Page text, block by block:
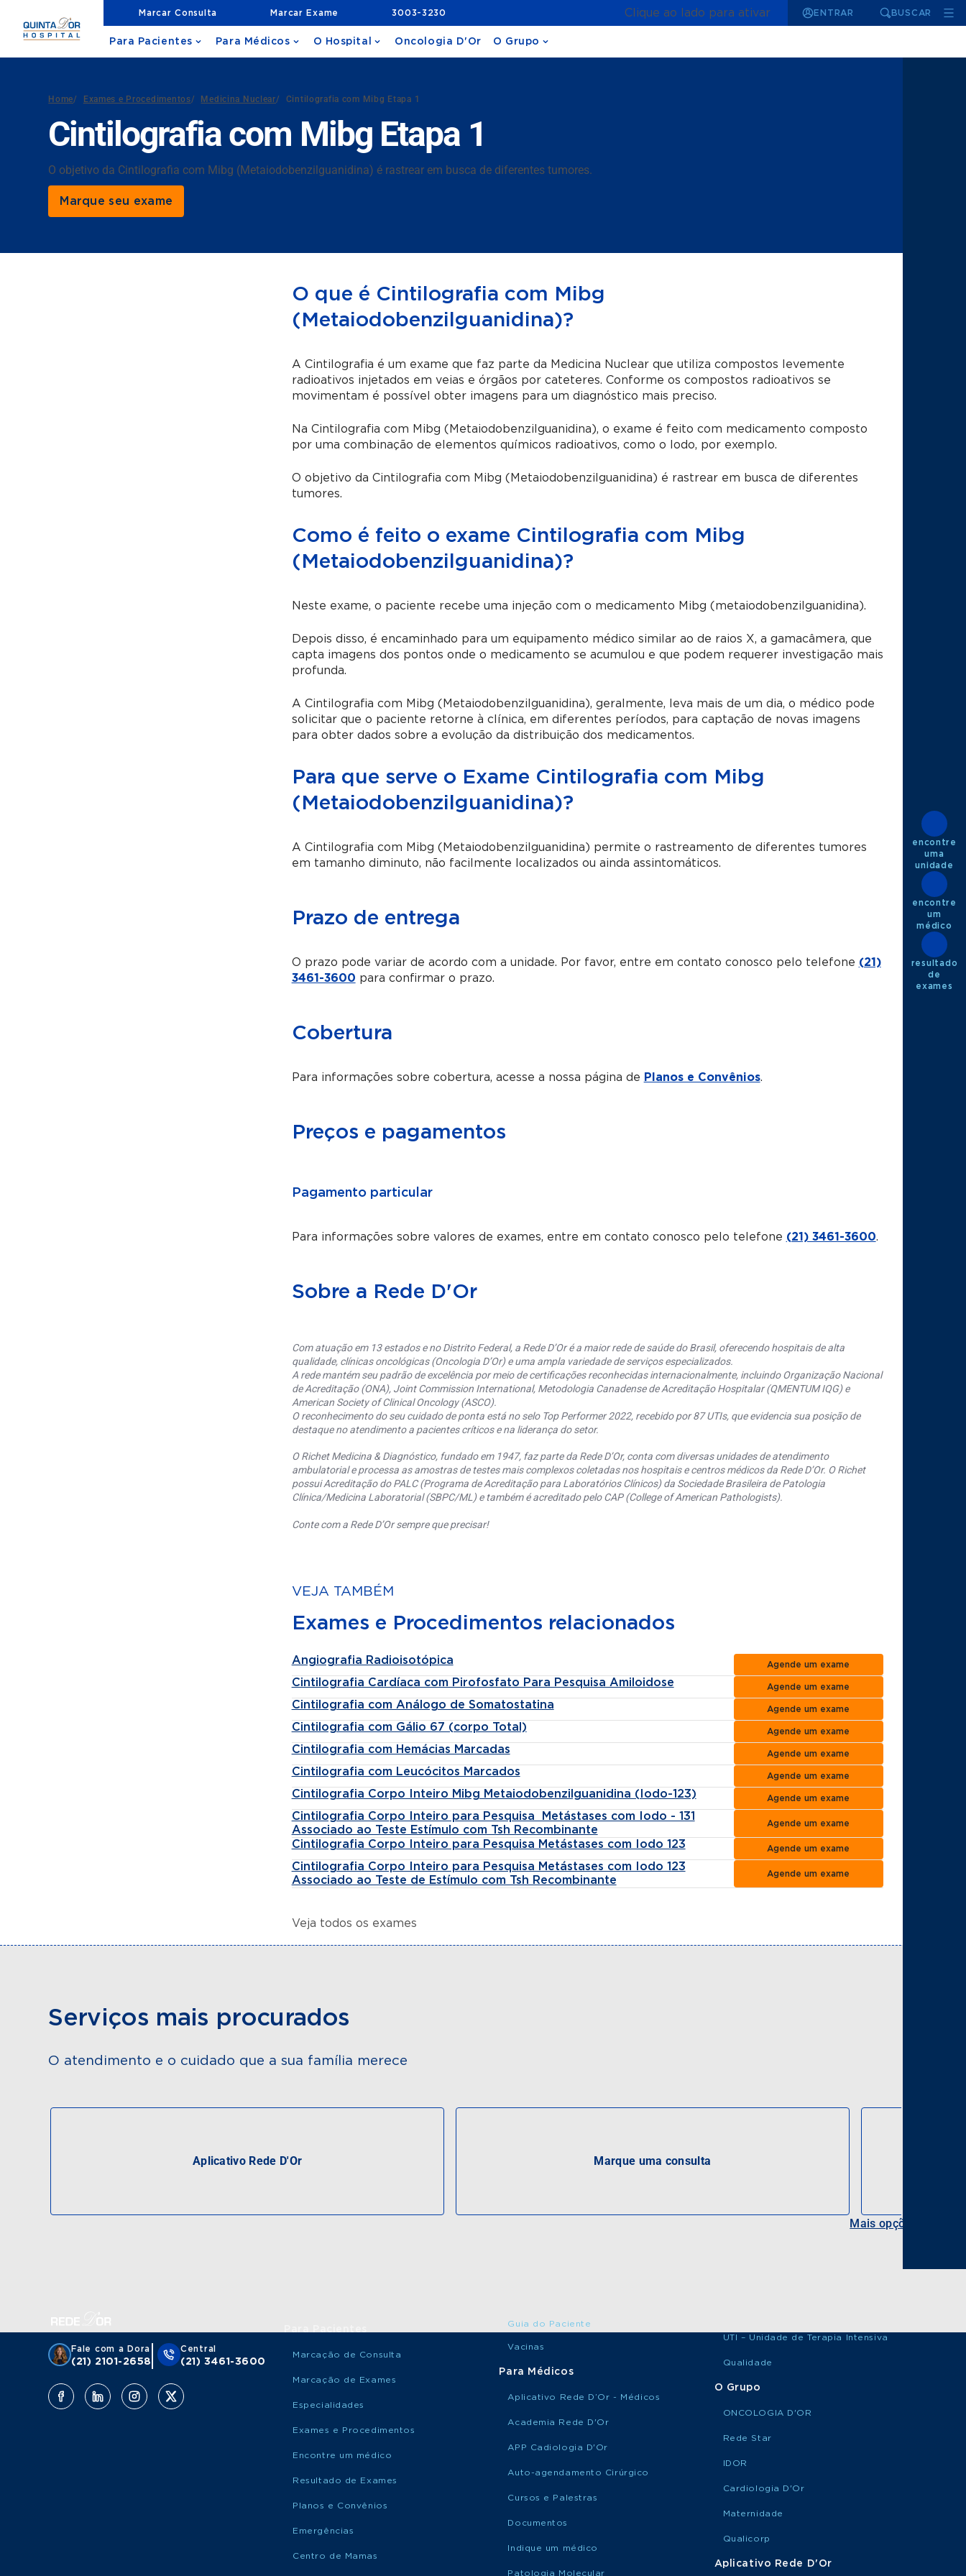
Marcar Consulta Marcar Exame 3003-3230 Clique ao lado para ativar ENTRAR BUSCAR
Para Pacientes Para Médicos O Hospital Oncologia D'Or O Grupo
Home/ Exames e Procedimentos/ Medicina Nuclear/ Cintilografia com Mibg Etapa 1
Cintilografia com Mibg Etapa 1
O objetivo da Cintilografia com Mibg (Metaiodobenzilguanidina) é rastrear em busca de diferentes tumores.
Marque seu exame
O que é Cintilografia com Mibg
(Metaiodobenzilguanidina)?
A Cintilografia é um exame que faz parte da Medicina Nuclear que utiliza compostos levemente
radioativos injetados em veias e órgãos por cateteres. Conforme os compostos radioativos se
movimentam é possível obter imagens para um diagnóstico mais preciso.
Na Cintilografia com Mibg (Metaiodobenzilguanidina), o exame é feito com medicamento composto
por uma combinação de elementos químicos radioativos, como o Iodo, por exemplo.
O objetivo da Cintilografia com Mibg (Metaiodobenzilguanidina) é rastrear em busca de diferentes
tumores.
Como é feito o exame Cintilografia com Mibg
(Metaiodobenzilguanidina)?
Neste exame, o paciente recebe uma injeção com o medicamento Mibg (metaiodobenzilguanidina).
Depois disso, é encaminhado para um equipamento médico similar ao de raios X, a gamacâmera, que
capta imagens dos pontos onde o medicamento se acumulou e que podem requerer investigação mais
profunda.
A Cintilografia com Mibg (Metaiodobenzilguanidina), geralmente, leva mais de um dia, o médico pode
solicitar que o paciente retorne à clínica, em diferentes períodos, para captação de novas imagens
para obter dados sobre a evolução da distribuição dos medicamentos.
Para que serve o Exame Cintilografia com Mibg
(Metaiodobenzilguanidina)?
A Cintilografia com Mibg (Metaiodobenzilguanidina) permite o rastreamento de diferentes tumores
em tamanho diminuto, não facilmente localizados ou ainda assintomáticos.
Prazo de entrega
O prazo pode variar de acordo com a unidade. Por favor, entre em contato conosco pelo telefone (21)
3461-3600 para confirmar o prazo.
Cobertura
Para informações sobre cobertura, acesse a nossa página de Planos e Convênios.
Preços e pagamentos
Pagamento particular
Para informações sobre valores de exames, entre em contato conosco pelo telefone (21) 3461-3600.
Sobre a Rede D'Or
Com atuação em 13 estados e no Distrito Federal, a Rede D’Or é a maior rede de saúde do Brasil, oferecendo hospitais de alta
qualidade, clínicas oncológicas (Oncologia D’Or) e uma ampla variedade de serviços especializados.
A rede mantém seu padrão de excelência por meio de certificações reconhecidas internacionalmente, incluindo Organização Nacional
de Acreditação (ONA), Joint Commission International, Metodologia Canadense de Acreditação Hospitalar (QMENTUM IQG) e
American Society of Clinical Oncology (ASCO).
O reconhecimento do seu cuidado de ponta está no selo Top Performer 2022, recebido por 87 UTIs, que evidencia sua posição de
destaque no atendimento a pacientes críticos e na liderança do setor.
O Richet Medicina & Diagnóstico, fundado em 1947, faz parte da Rede D’Or, conta com diversas unidades de atendimento
ambulatorial e processa as amostras de testes mais complexos coletadas nos hospitais e centros médicos da Rede D’Or. O Richet
possui Acreditação do PALC (Programa de Acreditação para Laboratórios Clínicos) da Sociedade Brasileira de Patologia
Clínica/Medicina Laboratorial (SBPC/ML) e também é acreditado pelo CAP (College of American Pathologists).
Conte com a Rede D’Or sempre que precisar!
VEJA TAMBÉM
Exames e Procedimentos relacionados
Angiografia Radioisotópica Agende um exame
Cintilografia Cardíaca com Pirofosfato Para Pesquisa Amiloidose Agende um exame
Cintilografia com Análogo de Somatostatina Agende um exame
Cintilografia com Gálio 67 (corpo Total) Agende um exame
Cintilografia com Hemácias Marcadas Agende um exame
Cintilografia com Leucócitos Marcados Agende um exame
Cintilografia Corpo Inteiro Mibg Metaiodobenzilguanidina (Iodo-123) Agende um exame
Cintilografia Corpo Inteiro para Pesquisa Metástases com Iodo - 131
Associado ao Teste Estímulo com Tsh Recombinante
Agende um exame
Cintilografia Corpo Inteiro para Pesquisa Metástases com Iodo 123 Agende um exame
Cintilografia Corpo Inteiro para Pesquisa Metástases com Iodo 123
Associado ao Teste de Estímulo com Tsh Recombinante
Agende um exame
Veja todos os exames
Serviços mais procurados
O atendimento e o cuidado que a sua família merece
Aplicativo Rede D'Or Marque uma consulta
Mais opções
encontre
uma
unidade
encontre
um
médico
resultado
de
exames
Fale com a Dora
(21) 2101-2658
Central
(21) 3461-3600
Marcação de Consulta
Marcação de Exames
Especialidades
Exames e Procedimentos
Encontre um médico
Resultado de Exames
Planos e Convênios
Emergências
Centro de Mamas
Guia do Paciente
Vacinas
Para Médicos
Aplicativo Rede D’Or - Médicos
Academia Rede D'Or
APP Cadiologia D'Or
Auto-agendamento Cirúrgico
Cursos e Palestras
Documentos
Indique um médico
Patologia Molecular
UTI – Unidade de Terapia Intensiva
Qualidade
O Grupo
ONCOLOGIA D'OR
Rede Star
IDOR
Cardiologia D'Or
Maternidade
Qualicorp
Aplicativo Rede D'Or